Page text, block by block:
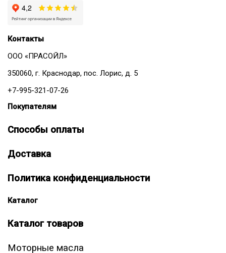
Контакты
ООО «ПРАСОЙЛ»
350060, г. Краснодар, пос. Лорис, д. 5
+7-995-321-07-26
Покупателям
Способы оплаты
Доставка
Политика конфиденциальности
Каталог
Каталог товаров
Моторные масла